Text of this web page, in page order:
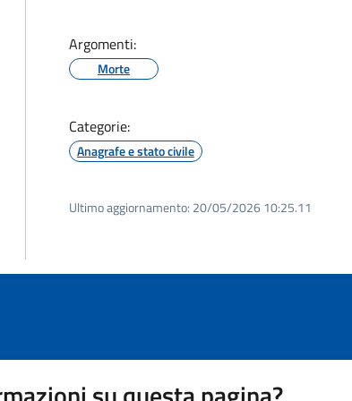
Argomenti:
Morte
Categorie:
Anagrafe e stato civile
Ultimo aggiornamento: 20/05/2026 10:25.11